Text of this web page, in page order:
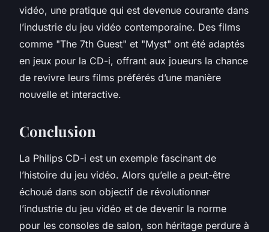
vidéo, une pratique qui est devenue courante dans
l’industrie du jeu vidéo contemporaine. Des films
comme "The 7th Guest" et "Myst" ont été adaptés
en jeux pour la CD-i, offrant aux joueurs la chance
de revivre leurs films préférés d’une manière
nouvelle et interactive.
Conclusion
La Philips CD-i est un exemple fascinant de
l’histoire du jeu vidéo. Alors qu’elle a peut-être
échoué dans son objectif de révolutionner
l’industrie du jeu vidéo et de devenir la norme
pour les consoles de salon, son héritage perdure à